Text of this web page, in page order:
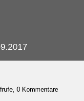
0 Kommentare